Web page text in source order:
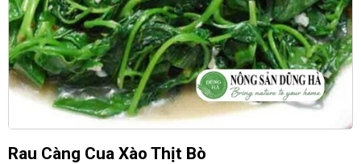
Rau Càng Cua Xào Thịt Bò